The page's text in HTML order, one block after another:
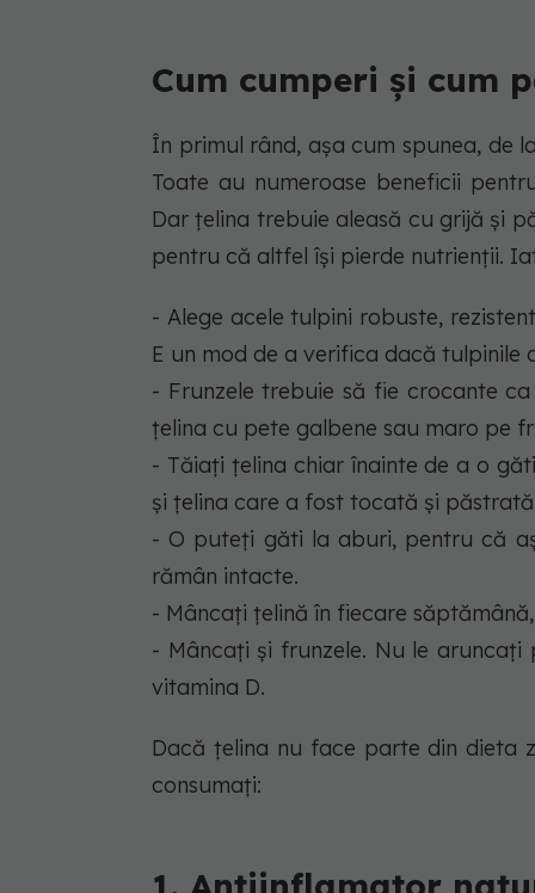
Cum cumperi și cum
În primul rând, așa cum spunea, de
Toate au numeroase beneficii
Dar țelina trebuie aleasă cu grijă și
pentru că altfel își pierde nutrienții.
- Alege acele tulpini robuste,
E un mod de a verifica dacă tulpinile
- Frunzele trebuie să fie crocante
țelina cu pete galbene sau maro pe
- Tăiați țelina chiar înainte de a o
și țelina care a fost tocată și
- O puteți găti la aburi, pentru că
rămân intacte.
- Mâncați țelină în fiecare
- Mâncați și frunzele. Nu le
vitamina D.
Dacă țelina nu face parte din dieta
consumați: